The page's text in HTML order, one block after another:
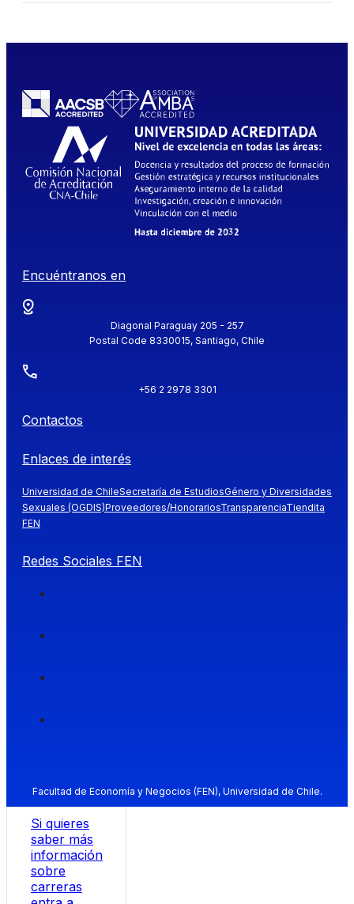
Encuéntranos en
Diagonal Paraguay 205 - 257
Postal Code 8330015, Santiago, Chile
+56 2 2978 3301
Contactos
Enlaces de interés
Universidad de ChileSecretaría de EstudiosGénero y Diversidades
Sexuales (OGDIS)Proveedores/HonorariosTransparenciaTiendita
FEN
Redes Sociales FEN
Facultad de Economía y Negocios (FEN), Universidad de Chile.
Si quieres
saber más
información
sobre
carreras